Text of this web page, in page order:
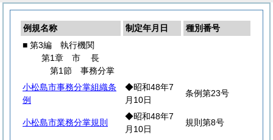
例規名称 制定年月日
種別番号
■ 第3編 執行機関
第1章 市長
第1節 事務分掌
小松島市事務分掌組織条
例
◆昭和48年7
月10日
条例第23号
小松島市業務分掌規則
◆昭和48年7
月10日
規則第8号